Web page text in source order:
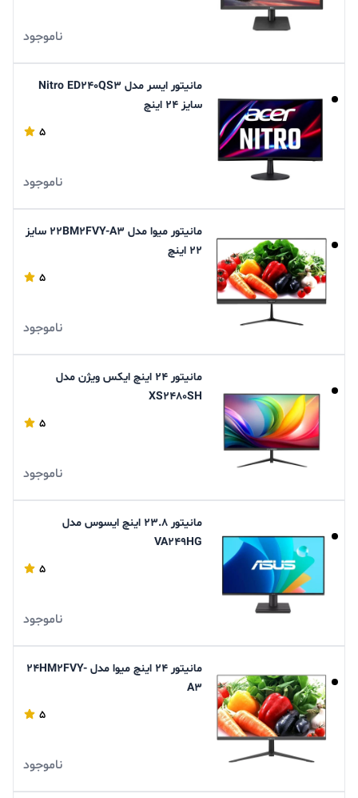
ناموجود
مانیتور ایسر مدل Nitro ED240QS3
سایز 24 اینچ
5
ناموجود
مانیتور میوا مدل 22BM2FVY-A3 سایز
22 اینچ
5
ناموجود
مانیتور 24 اینچ ایکس ویژن مدل
XS2480SH
5
ناموجود
مانیتور 23.8 اینچ ایسوس مدل
VA249HG
5
ناموجود
مانیتور 24 اینچ میوا مدل 24HM2FVY-
A3
5
ناموجود